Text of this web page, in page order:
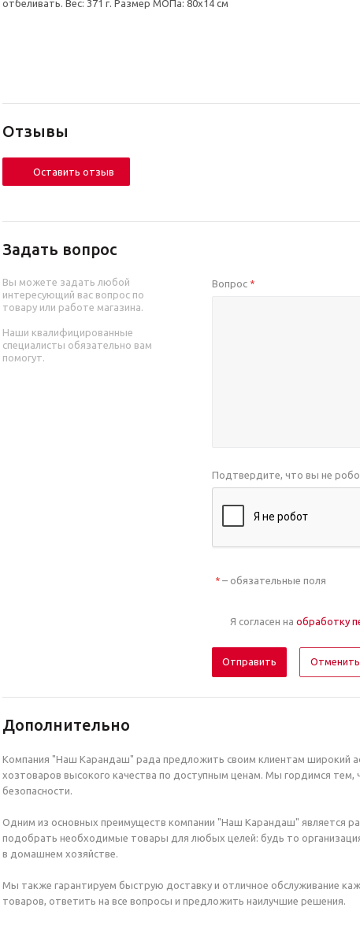
отбеливать. Вес: 371 г. Размер МОПа: 80x14 см
Отзывы
Оставить отзыв
Задать вопрос
Вы можете задать любой
интересующий вас вопрос по
товару или работе магазина.
Наши квалифицированные
специалисты обязательно вам
помогут.
Вопрос *
Подтвердите, что вы не
*– обязательные поля
Я согласен на обработку
Отменить
Дополнительно
Компания "Наш Карандаш" рада предложить своим клиентам широкий
хозтоваров высокого качества по доступным ценам. Мы гордимся
безопасности.
Одним из основных преимуществ компании "Наш Карандаш" является
подобрать необходимые товары для любых целей: будь то
в домашнем хозяйстве.
Мы также гарантируем быструю доставку и отличное обслуживание
товаров, ответить на все вопросы и предложить наилучшие решения.